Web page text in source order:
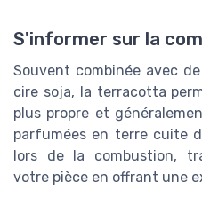
S'informer sur la
Souvent combinée avec
cire soja, la terracotta
plus propre et
parfumées en terre cuite
lors de la combustion,
votre pièce en offrant une